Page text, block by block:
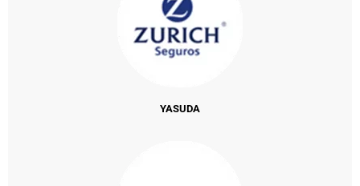
YASUDA